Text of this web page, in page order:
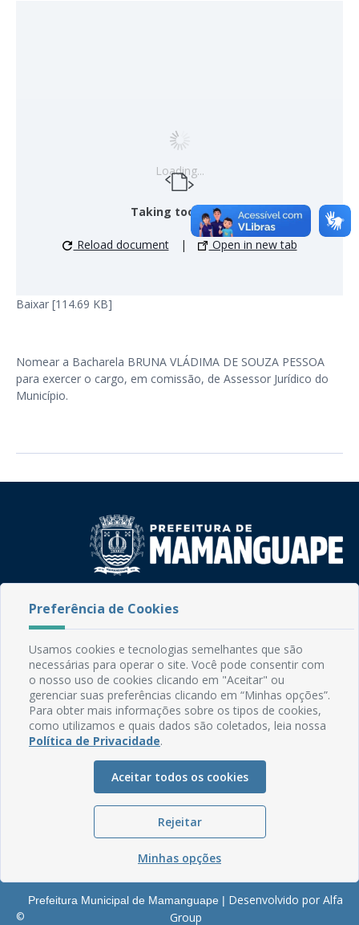
Loading...
Taking too long?
Reload document | Open in new tab
Baixar [114.69 KB]
Nomear a Bacharela BRUNA VLÁDIMA DE SOUZA PESSOA
para exercer o cargo, em comissão, de Assessor Jurídico do
Município.
CEP: 58.280-000 - Mamanguape/PB
Email: comunicacao@mamanguape.pb.gov.br
Expediente: Segunda à Sexta, das 08h às 13h
Mapa do Site
Perguntas frequentes
Glossário
Serviços Internos
©
Prefeitura Municipal de Mamanguape | Desenvolvido por Alfa
Group
Preferência de Cookies
Usamos cookies e tecnologias semelhantes que são
necessárias para operar o site. Você pode consentir com
o nosso uso de cookies clicando em "Aceitar" ou
gerenciar suas preferências clicando em “Minhas opções”.
Para obter mais informações sobre os tipos de cookies,
como utilizamos e quais dados são coletados, leia nossa
Política de Privacidade.
Aceitar todos os cookies
Rejeitar
Minhas opções